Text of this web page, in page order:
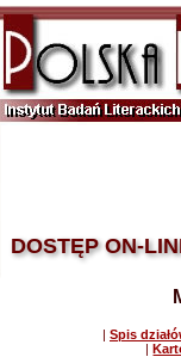
DOSTĘP ON-
| Spis
|